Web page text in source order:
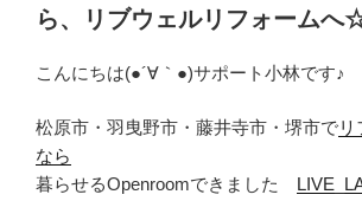
ら、リブウェルリフォームへ
こんにちは(●´∀｀●)サポート小林です♪
松原市・羽曳野市・藤井寺市・堺市で
なら
暮らせるOpenroomできました